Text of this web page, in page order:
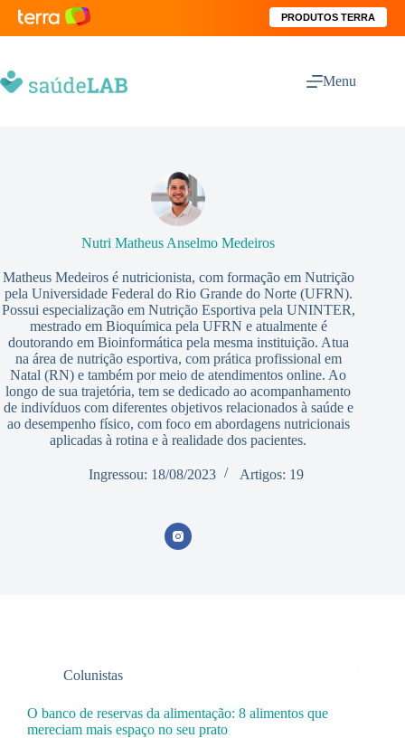
PRODUTOS TERRA
Menu
Nutri Matheus Anselmo Medeiros
Matheus Medeiros é nutricionista, com formação em Nutrição
pela Universidade Federal do Rio Grande do Norte (UFRN).
Possui especialização em Nutrição Esportiva pela UNINTER,
mestrado em Bioquímica pela UFRN e atualmente é
doutorando em Bioinformática pela mesma instituição. Atua
na área de nutrição esportiva, com prática profissional em
Natal (RN) e também por meio de atendimentos online. Ao
longo de sua trajetória, tem se dedicado ao acompanhamento
de indivíduos com diferentes objetivos relacionados à saúde e
ao desempenho físico, com foco em abordagens nutricionais
aplicadas à rotina e à realidade dos pacientes.
Ingressou: 18/08/2023 Artigos: 19
Colunistas
O banco de reservas da alimentação: 8 alimentos que
mereciam mais espaço no seu prato